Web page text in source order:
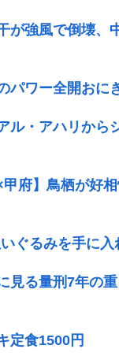
が強風で倒壊
パワー全開お
ル・アハリか
甲府】鳥栖が好
ぐるみを手に入
見る量刑7年の
定食1500円